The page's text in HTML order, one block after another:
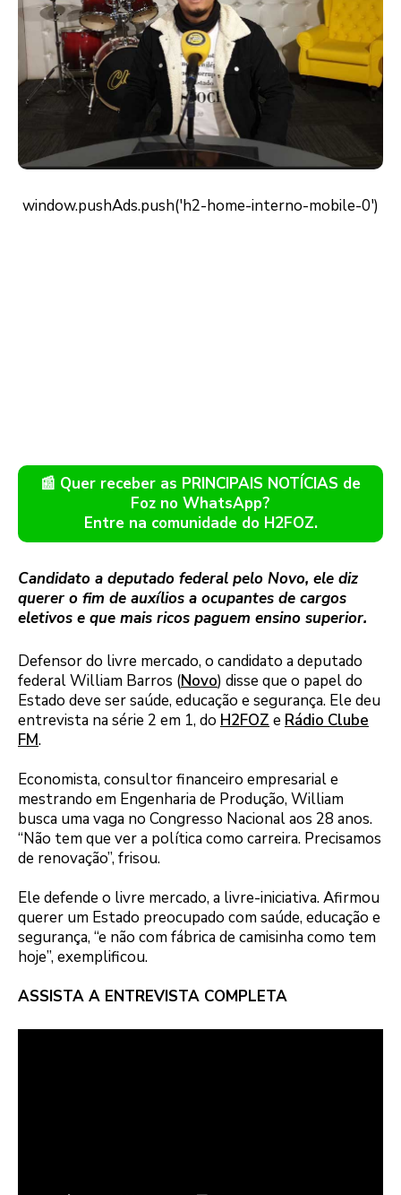
📰 Quer receber as PRINCIPAIS NOTÍCIAS de
Foz no WhatsApp?
Entre na comunidade do H2FOZ.
Candidato a deputado federal pelo Novo, ele diz
querer o fim de auxílios a ocupantes de cargos
eletivos e que mais ricos paguem ensino superior.
Defensor do livre mercado, o candidato a deputado
federal William Barros (Novo) disse que o papel do
Estado deve ser saúde, educação e segurança. Ele deu
entrevista na série 2 em 1, do H2FOZ e Rádio Clube
FM.
Economista, consultor financeiro empresarial e
mestrando em Engenharia de Produção, William
busca uma vaga no Congresso Nacional aos 28 anos.
“Não tem que ver a política como carreira. Precisamos
de renovação”, frisou.
Ele defende o livre mercado, a livre-iniciativa. Afirmou
querer um Estado preocupado com saúde, educação e
segurança, “e não com fábrica de camisinha como tem
hoje”, exemplificou.
ASSISTA A ENTREVISTA COMPLETA